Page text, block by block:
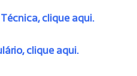
clique aqui.
clique aqui.